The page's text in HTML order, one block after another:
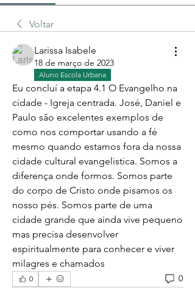
Voltar
Larissa Isabele
18 de março de 2023
Aluno Escola Urbana
Eu concluí a etapa 4.1 O Evangelho na
cidade - Igreja centrada. José, Daniel e
Paulo são excelentes exemplos de
como nos comportar usando a fé
mesmo quando estamos fora da nossa
cidade cultural evangelistica. Somos a
diferença onde formos. Somos parte
do corpo de Cristo onde pisamos os
nosso pés. Somos parte de uma
cidade grande que ainda vive pequeno
mas precisa desenvolver
espiritualmente para conhecer e viver
milagres e chamados
0 0